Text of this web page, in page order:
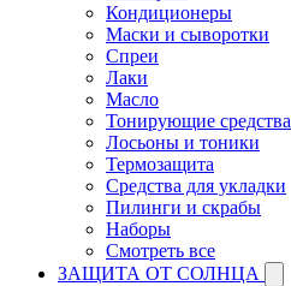
Кондиционеры
Маски и сыворотки
Спреи
Лаки
Масло
Тонирующие средства
Лосьоны и тоники
Термозащита
Средства для укладки
Пилинги и скрабы
Наборы
Смотреть все
ЗАЩИТА ОТ СОЛНЦА